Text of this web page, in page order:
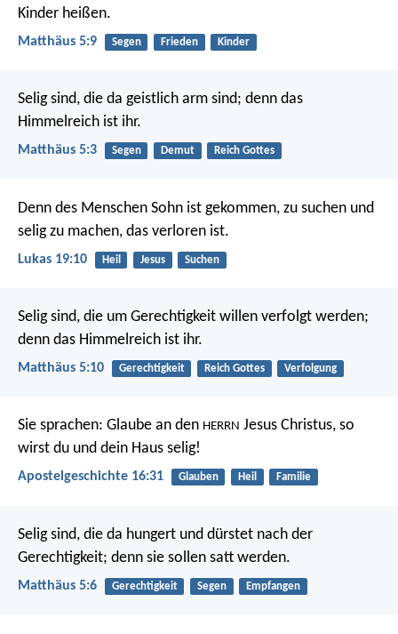
Kinder heißen.
Matthäus 5:9 Segen Frieden Kinder
Selig sind, die da geistlich arm sind; denn das
Himmelreich ist ihr.
Matthäus 5:3 Segen Demut Reich Gottes
Denn des Menschen Sohn ist gekommen, zu suchen und
selig zu machen, das verloren ist.
Lukas 19:10 Heil Jesus Suchen
Selig sind, die um Gerechtigkeit willen verfolgt werden;
denn das Himmelreich ist ihr.
Matthäus 5:10 Gerechtigkeit Reich Gottes Verfolgung
Sie sprachen: Glaube an den HERRN Jesus Christus, so
wirst du und dein Haus selig!
Apostelgeschichte 16:31 Glauben Heil Familie
Selig sind, die da hungert und dürstet nach der
Gerechtigkeit; denn sie sollen satt werden.
Matthäus 5:6 Gerechtigkeit Segen Empfangen